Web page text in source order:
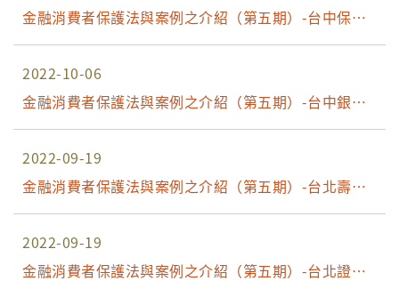
金融消費者保護法與案例之介紹（第五期）-台中保險
場
2022-10-06
金融消費者保護法與案例之介紹（第五期）-台中銀證
場
2022-09-19
金融消費者保護法與案例之介紹（第五期）-台北壽險
場
2022-09-19
金融消費者保護法與案例之介紹（第五期）-台北證期